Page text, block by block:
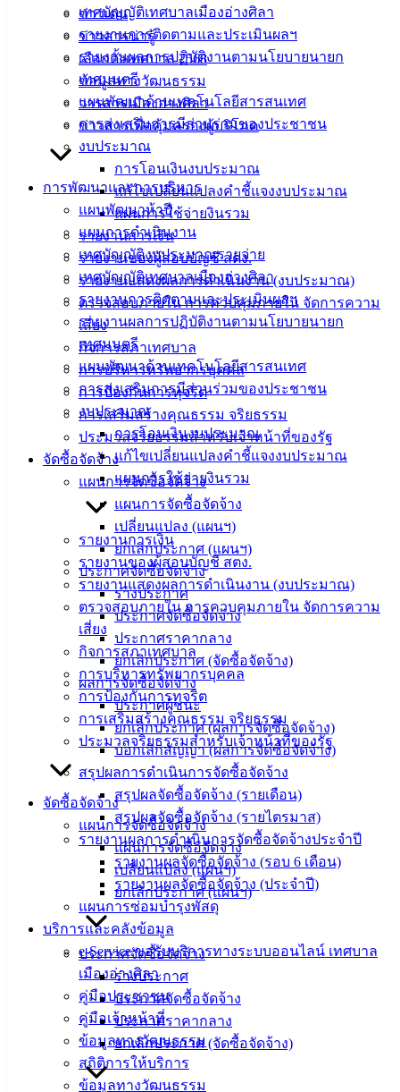
เทศบัญญัติเทศบาลเมืองอ่างศิลา
รายงานการติดตามและประเมินผลฯ
รายงานผลการปฏิบัติงานตามนโยบายนายก
เทศมนตรี
แผนพัฒนาด้านเทคโนโลยีสารสนเทศ
การส่งเสริมการมีส่วนร่วมของประชาชน
งบประมาณ
การโอนเงินงบประมาณ
แก้ไขเปลี่ยนแปลงคำชี้แจงงบประมาณ
แผนการใช้จ่ายงินรวม
รายงานการเงิน
รายงานของผู้สอบบัญชี สตง.
รายงานแสดงผลการดำเนินงาน (งบประมาณ)
ตรวจสอบภายใน การควบคุมภายใน จัดการความ
เสี่ยง
กิจการสภาเทศบาล
การบริหารทรัพยากรบุคคล
การป้องกันการทุจริต
การเสริมสร้างคุณธรรม จริยธรรม
ประมวลจริยธรรมสำหรับเจ้าหน้าที่ของรัฐ
จัดซื้อจัดจ้าง
แผนการจัดซื้อจัดจ้าง
แผนการจัดซื้อจัดจ้าง
เปลี่ยนแปลง (แผนฯ)
ยกเลิกประกาศ (แผนฯ)
ประกาศจัดซื้อจัดจ้าง
ร่างประกาศ
ประกาศจัดซื้อจัดจ้าง
ประกาศราคากลาง
ยกเลิกประกาศ (จัดซื้อจัดจ้าง)
ผลการจัดซื้อจัดจ้าง
ประกาศผู้ชนะ
ยกเลิกประกาศ (ผลการจัดซื้อจัดจ้าง)
บอกเลิกสัญญา (ผลการจัดซื้อจัดจ้าง)
สรุปผลการดำเนินการจัดซื้อจัดจ้าง
สรุปผลจัดซื้อจัดจ้าง (รายเดือน)
สรุปผลจัดซื้อจัดจ้าง (รายไตรมาส)
รายงานผลการดำเนินการจัดซื้อจัดจ้างประจำปี
รายงานผลจัดซื้อจัดจ้าง (รอบ 6 เดือน)
รายงานผลจัดซื้อจัดจ้าง (ประจำปี)
แผนการซ่อมบำรุงพัสดุ
บริการและคลังข้อมูล
e-Service ขอรับบริการทางระบบออนไลน์ เทศบาล
เมืองอ่างศิลา
คู่มือประชาชน
คู่มือเจ้าหน้าที่
ข้อมูลทางวัฒนธรรม
สถิติการให้บริการ
ข้อมูลทางวัฒนธรรม
ข่าวเด่น
ข่าวสารน่ารู้
เลือกตั้งเทศบาล 2568
ข้อมูลทางวัฒนธรรม
วารสารเมืองอ่างศิลา
ข่าวสารเพื่อคุ้มครองผู้บริโภค
การพัฒนาและการบริหาร
แผนพัฒนาห้าปี
แผนการดำเนินงาน
เทศบัญญัติงบประมาณรายจ่าย
เทศบัญญัติเทศบาลเมืองอ่างศิลา
รายงานการติดตามและประเมินผลฯ
รายงานผลการปฏิบัติงานตามนโยบายนายก
เทศมนตรี
แผนพัฒนาด้านเทคโนโลยีสารสนเทศ
การส่งเสริมการมีส่วนร่วมของประชาชน
งบประมาณ
การโอนเงินงบประมาณ
แก้ไขเปลี่ยนแปลงคำชี้แจงงบประมาณ
แผนการใช้จ่ายงินรวม
รายงานการเงิน
รายงานของผู้สอบบัญชี สตง.
รายงานแสดงผลการดำเนินงาน (งบประมาณ)
ตรวจสอบภายใน การควบคุมภายใน จัดการความ
เสี่ยง
กิจการสภาเทศบาล
การบริหารทรัพยากรบุคคล
การป้องกันการทุจริต
การเสริมสร้างคุณธรรม จริยธรรม
ประมวลจริยธรรมสำหรับเจ้าหน้าที่ของรัฐ
จัดซื้อจัดจ้าง
แผนการจัดซื้อจัดจ้าง
แผนการจัดซื้อจัดจ้าง
เปลี่ยนแปลง (แผนฯ)
ยกเลิกประกาศ (แผนฯ)
ประกาศจัดซื้อจัดจ้าง
ร่างประกาศ
ประกาศจัดซื้อจัดจ้าง
ประกาศราคากลาง
ยกเลิกประกาศ (จัดซื้อจัดจ้าง)
เทศบาลเมือง
อ่างศิลา 90/338
อ.เมือง จ.ชลบุรี
038-
142-100-104
บริการ
ประชาชน
ดาวน์โหลด
แบบ
ฟอร์ม,
เอกสาร
คู่มือ
สำหรับ
ประชาชน/
คู่มือการ
ปฏิบัติ
งาน
ข่าวสาร
น่ารู้
ข้อมูล
ข่าวสาร
อิเล็กทรอนิกส์
องค์
ความรู้
(Knowledge
Management)
ติดต่อ
เทศบาล
ประวัติ
เทศบาล
ผู้บริหาร
หัวหน้า
ราชการ